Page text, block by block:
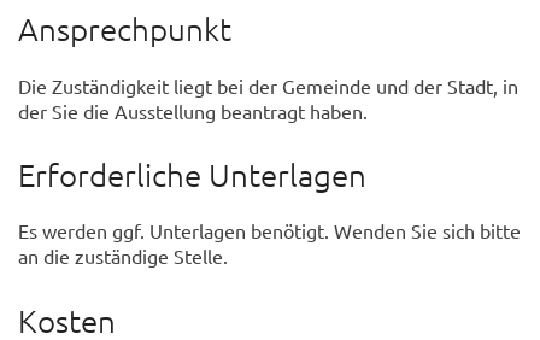
Ansprechpunkt
Die Zuständigkeit liegt bei der Gemeinde und der Stadt, in
der Sie die Ausstellung beantragt haben.
Erforderliche Unterlagen
Es werden ggf. Unterlagen benötigt. Wenden Sie sich bitte
an die zuständige Stelle.
Kosten